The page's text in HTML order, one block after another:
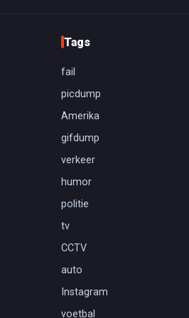
Tags
fail
picdump
Amerika
gifdump
verkeer
humor
politie
tv
CCTV
auto
Instagram
voetbal